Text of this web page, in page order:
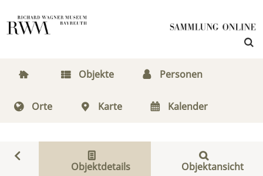
Objekte Personen
Orte Karte Kalender
Objektdetails Objektansicht